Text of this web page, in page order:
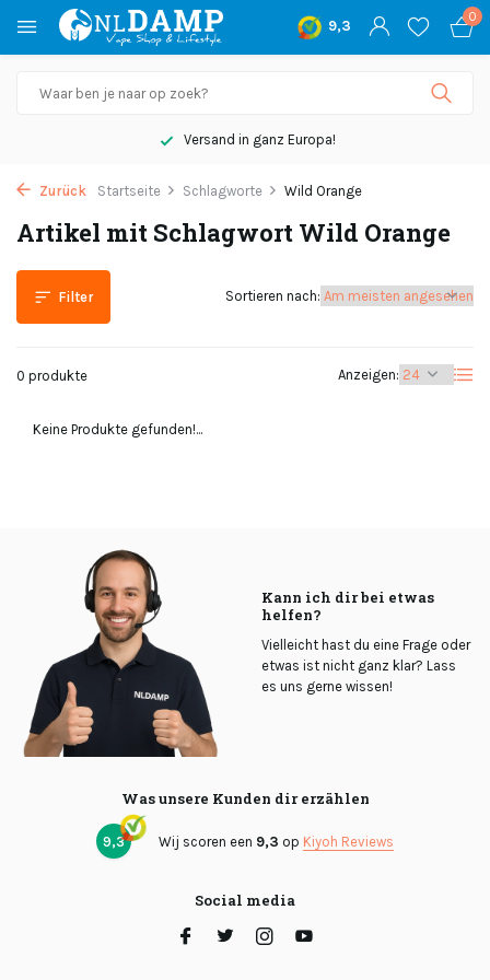
9,3
0
Versand in ganz Europa!
Zurück Startseite Schlagworte Wild Orange
Artikel mit Schlagwort Wild Orange
Filter
0 produkte Anzeigen:
Sortieren nach:
Keine Produkte gefunden!...
Kann ich dir bei etwas
helfen?
Vielleicht hast du eine Frage oder
etwas ist nicht ganz klar? Lass
es uns gerne wissen!
Was unsere Kunden dir erzählen
9,3 Wij scoren een 9,3 op Kiyoh Reviews
Social media